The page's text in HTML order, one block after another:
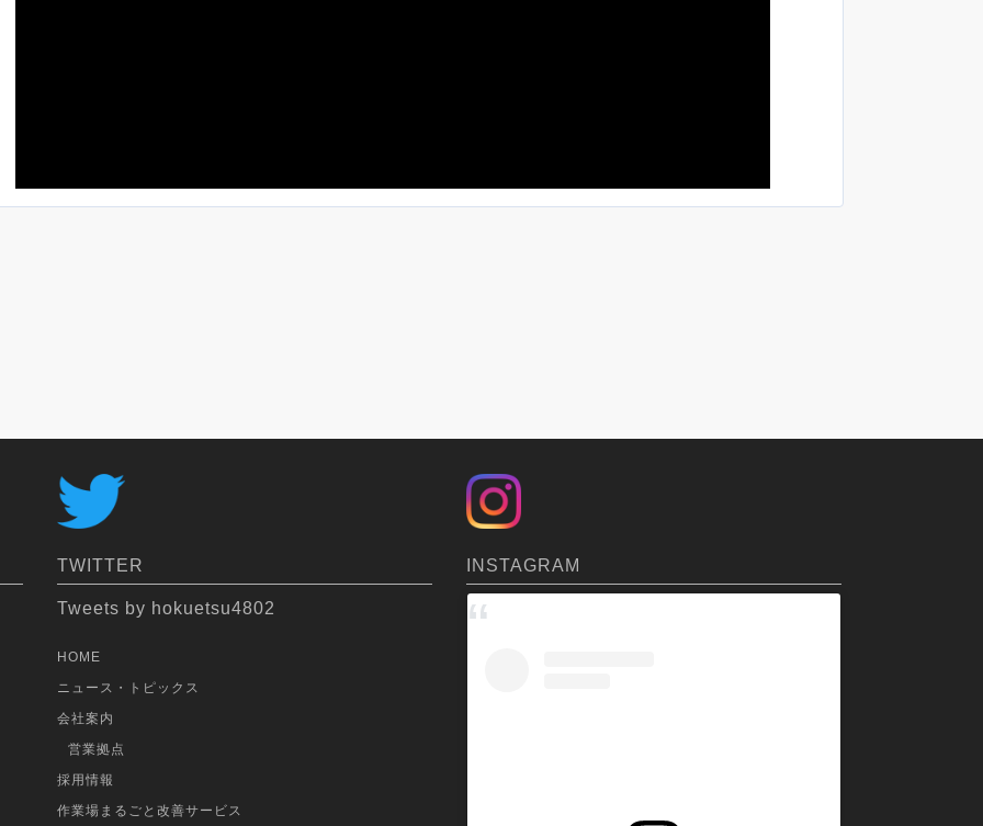
年2月に「さらっとプロ SDP-16」を購入された 「山形県天童市 農事組合法人 成生組合
キャスターで移動が大変楽になった
TWITTER
Tweets by hokuetsu4802
HOME
ニュース・トピックス
会社案内
営業拠点
採用情報
作業場まるごと改善サービス
INSTAGRAM